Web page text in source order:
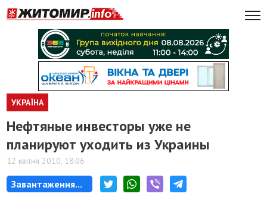
УКРАЇНА
Нефтяные инвесторы уже не
планируют уходить из Украины
12 квітня 2010, 18:06
Завантаження...